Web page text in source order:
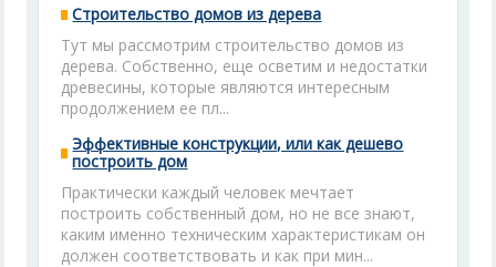
Строительство домов из дерева
Тут мы рассмотрим строительство домов из
дерева. Собственно, еще осветим и недостатки
древесины, которые являются интересным
продолжением ее пл...
Эффективные конструкции, или как дешево
построить дом
Практически каждый человек мечтает
построить собственный дом, но не все знают,
каким именно техническим характеристикам он
должен соответствовать и как при мин...